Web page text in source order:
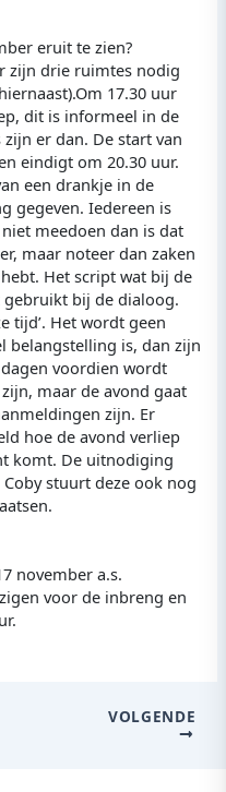
eruit te zien?
zijn drie ruimtes nodig
17.30 uur
dit is informeel in de
er dan. De start van
eindigt om 20.30 uur.
een drankje in de
gegeven. Iedereen is
meedoen dan is dat
maar noteer dan zaken
Het script wat bij de
bij de dialoog.
tijd’. Het wordt geen
belangstelling is, dan zijn
voordien wordt
maar de avond gaat
zijn. Er
hoe de avond verliep
komt. De uitnodiging
stuurt deze ook nog
november a.s.
voor de inbreng en
VOLGENDE